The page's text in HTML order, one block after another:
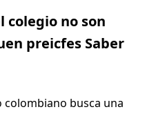
colegio no son
preicfes Saber
colombiano busca una